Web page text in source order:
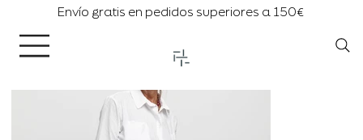
Envío gratis en pedidos superiores a 150€